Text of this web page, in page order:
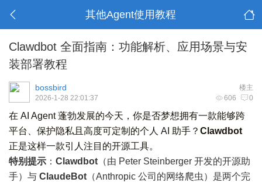
其他Agent使用教程
Clawdbot 全面指南：功能解析、应用场景与安
装部署教程
楼主
bossbird
606 0
2026-1-28 22:01:37
在 AI Agent 蓬勃发展的今天，你是否梦想拥有一款能够跨
平台、保护隐私且高度可定制的个人 AI 助手？ Clawdbot
正是这样一款引人注目的开源工具。
特别提示 ： Clawdbot （由 Peter Steinberger 开发的开源助
手）与 ClaudeBot （Anthropic 公司的网络爬虫）是两个完